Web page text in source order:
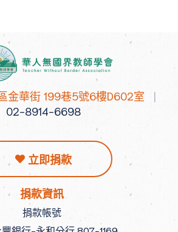
金華街 199巷5號6樓D602室 |
02-8914-6698
立即捐款
捐款資訊
捐款帳號